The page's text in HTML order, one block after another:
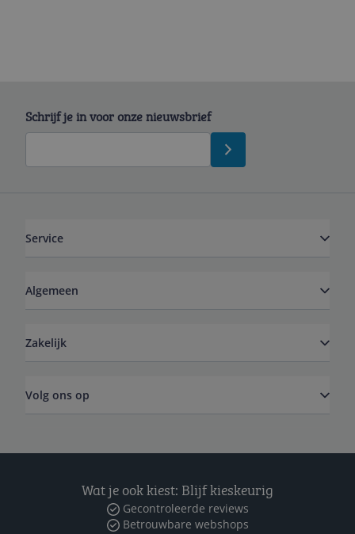
Schrijf je in voor onze nieuwsbrief
Service
Algemeen
Zakelijk
Volg ons op
Wat je ook kiest: Blijf kieskeurig
Gecontroleerde reviews
Betrouwbare webshops